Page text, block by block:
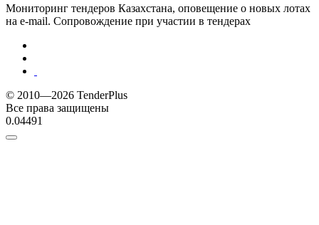
Мониторинг тендеров Казахстана, оповещение о новых лотах
на e-mail. Сопровождение при участии в тендерах
© 2010—2026 TenderPlus
Все права защищены
0.04491